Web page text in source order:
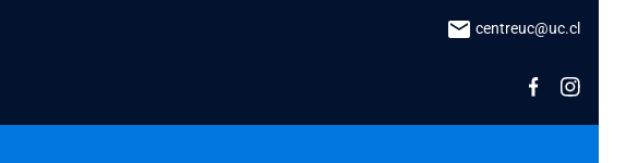
mail centreuc@uc.cl